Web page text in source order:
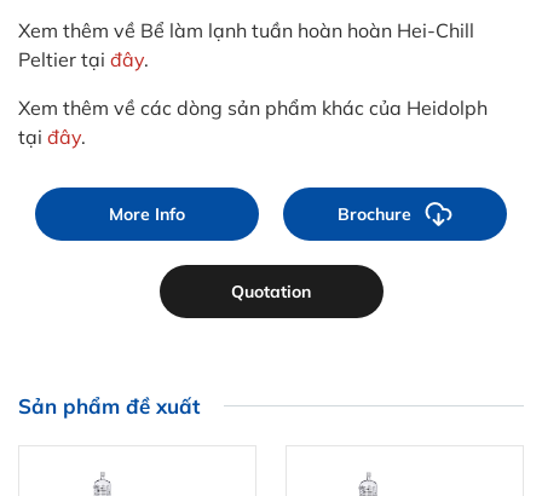
Xem thêm về Bể làm lạnh tuần hoàn hoàn Hei-Chill
Peltier tại đây.
Xem thêm về các dòng sản phẩm khác của Heidolph
tại đây.
More Info Brochure
Quotation
Sản phẩm đề xuất